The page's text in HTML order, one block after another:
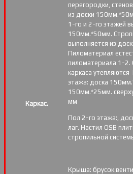
Каркас.
перегородки,
из доски
1-го и 2-го этажей
150мм.*50мм.
выполняется из
Пиломатериал
пиломатериала 1-2.
каркаса
этажа: доска
150мм.*25мм.
мм
Пол 2-го этажа:,
лаг. Настил OSB
стропильной
Крыша: брусок